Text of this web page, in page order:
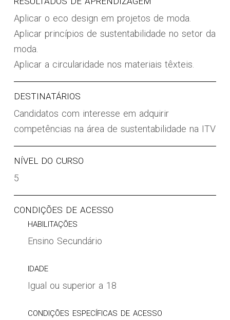
Aplicar o eco design em projetos de moda.
Aplicar princípios de sustentabilidade no setor da
moda.
Aplicar a circularidade nos materiais têxteis.
DESTINATÁRIOS
Candidatos com interesse em adquirir
competências na área de sustentabilidade na ITV
NÍVEL DO CURSO
5
CONDIÇÕES DE ACESSO
HABILITAÇÕES
Ensino Secundário
IDADE
Igual ou superior a 18
CONDIÇÕES ESPECÍFICAS DE ACESSO